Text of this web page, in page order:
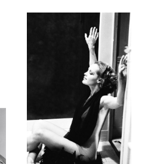
choisies
produit